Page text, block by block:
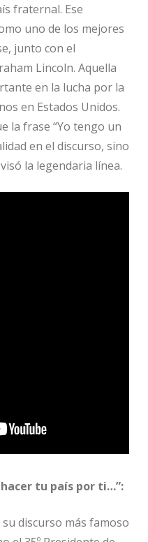
fraternal. Ese
uno de los mejores
junto con el
Lincoln. Aquella
en la lucha por la
en Estados Unidos.
la frase “Yo tengo un
en el discurso, sino
la legendaria línea.
tu país por ti…”:
discurso más famoso